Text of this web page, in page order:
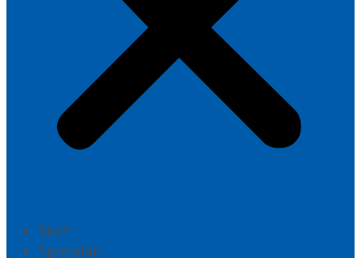
Start
Spielplan